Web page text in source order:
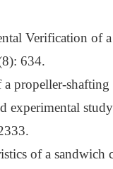
Verification of
634.
shafting
experimental
of a sandwich